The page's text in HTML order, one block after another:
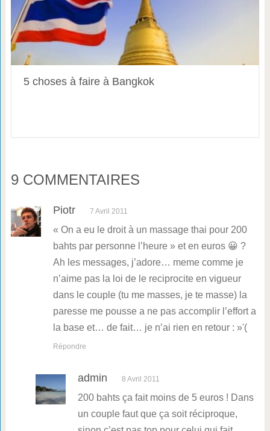
5 choses à faire à Bangkok
9 COMMENTAIRES
Piotr 7 Avril 2011
« On a eu le droit à un massage thai pour 200
bahts par personne l’heure » et en euros 😀 ?
Ah les messages, j’adore… meme comme je
n’aime pas la loi de le reciprocite en vigueur
dans le couple (tu me masses, je te masse) la
paresse me pousse a ne pas accomplir l’effort a
la base et… de fait… je n’ai rien en retour : »'(
Répondre
admin 8 Avril 2011
200 bahts ça fait moins de 5 euros ! Dans
un couple faut que ça soit réciproque,